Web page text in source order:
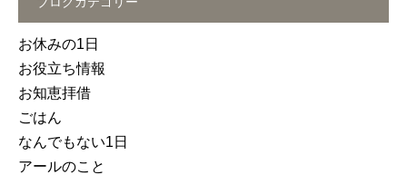
お休みの1日
お役立ち情報
お知恵拝借
ごはん
なんでもない1日
アールのこと